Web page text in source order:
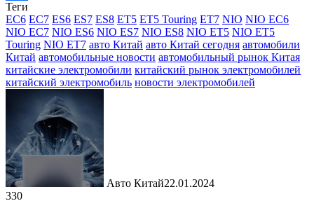
Отправить
Теги
EC6 EC7 ES6 ES7 ES8 ET5 ET5 Touring ET7 NIO NIO EC6
NIO EC7 NIO ES6 NIO ES7 NIO ES8 NIO ET5 NIO ET5
Touring NIO ET7 авто Китай авто Китай сегодня автомобили
Китай автомобильные новости автомобильный рынок Китая
китайские электромобили китайский рынок электромобилей
китайский электромобиль новости электромобилей
Авто Китай22.01.2024
330